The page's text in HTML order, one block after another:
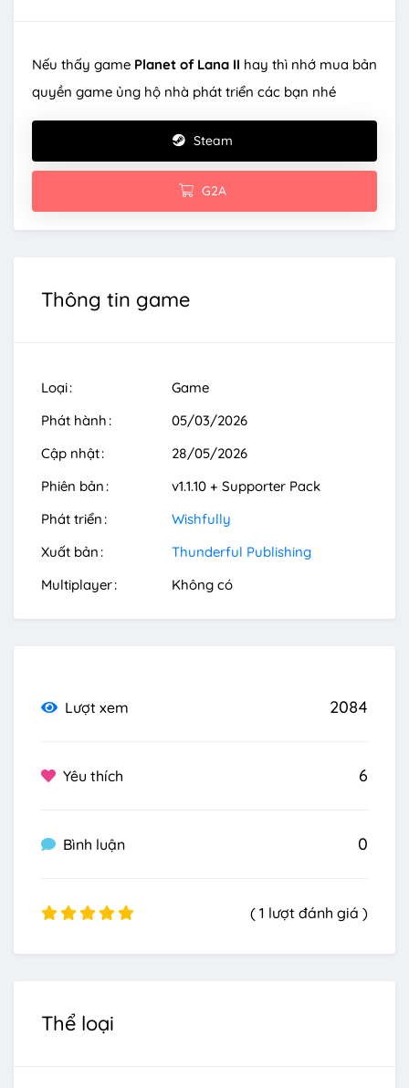
Nếu thấy game Planet of Lana II hay thì nhớ mua bản
quyền game ủng hộ nhà phát triển các bạn nhé
Steam
G2A
Thông tin game
Loại
Game
Phát hành
05/03/2026
Cập nhật
28/05/2026
Phiên bản
v1.1.10 + Supporter Pack
Phát triển
Wishfully
Xuất bản
Thunderful Publishing
Multiplayer
Không có
Lượt xem 2084
Yêu thích 6
Bình luận 0
( 1 lượt đánh giá )
Thể loại